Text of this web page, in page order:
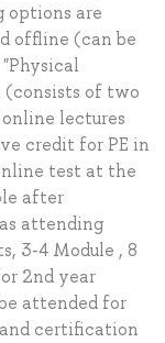
options are
offline (can be
(consists of two
lectures
credit for PE in
test at the
after
attending
3-4 Module , 8
2nd year
attended for
certification